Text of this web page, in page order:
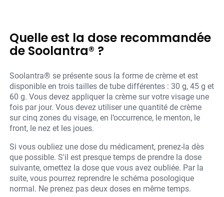
Quelle est la dose recommandée
de Soolantra® ?
Soolantra® se présente sous la forme de crème et est
disponible en trois tailles de tube différentes : 30 g, 45 g et
60 g. Vous devez appliquer la crème sur votre visage une
fois par jour. Vous devez utiliser une quantité de crème
sur cinq zones du visage, en l’occurrence, le menton, le
front, le nez et les joues.
Si vous oubliez une dose du médicament, prenez-la dès
que possible. S'il est presque temps de prendre la dose
suivante, omettez la dose que vous avez oubliée. Par la
suite, vous pourrez reprendre le schéma posologique
normal. Ne prenez pas deux doses en même temps.